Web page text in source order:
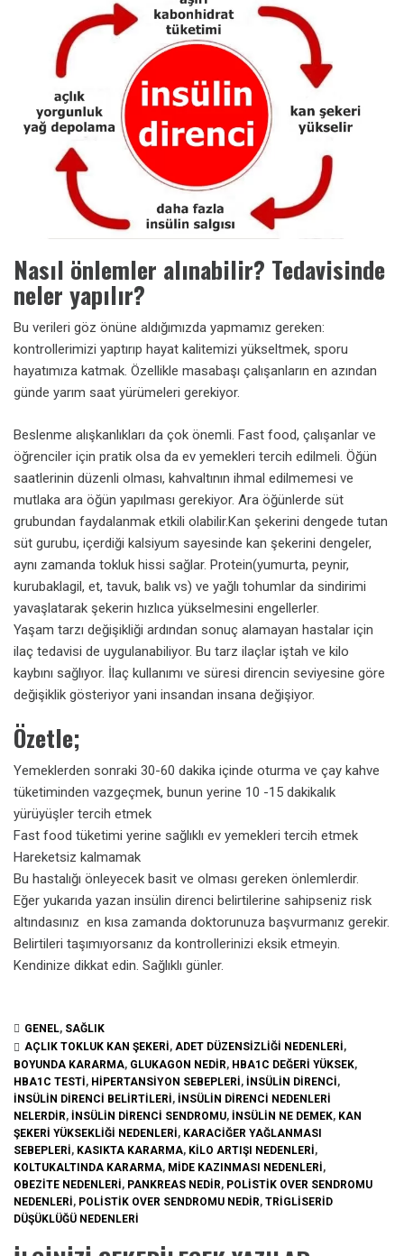
Nasıl önlemler alınabilir? Tedavisinde
neler yapılır?
Bu verileri göz önüne aldığımızda yapmamız gereken:
kontrollerimizi yaptırıp hayat kalitemizi yükseltmek, sporu
hayatımıza katmak. Özellikle masabaşı çalışanların en azından
günde yarım saat yürümeleri gerekiyor.
Beslenme alışkanlıkları da çok önemli. Fast food, çalışanlar ve
öğrenciler için pratik olsa da ev yemekleri tercih edilmeli. Öğün
saatlerinin düzenli olması, kahvaltının ihmal edilmemesi ve
mutlaka ara öğün yapılması gerekiyor. Ara öğünlerde süt
grubundan faydalanmak etkili olabilir.Kan şekerini dengede tutan
süt gurubu, içerdiği kalsiyum sayesinde kan şekerini dengeler,
aynı zamanda tokluk hissi sağlar. Protein(yumurta, peynir,
kurubaklagil, et, tavuk, balık vs) ve yağlı tohumlar da sindirimi
yavaşlatarak şekerin hızlıca yükselmesini engellerler.
Yaşam tarzı değişikliği ardından sonuç alamayan hastalar için
ilaç tedavisi de uygulanabiliyor. Bu tarz ilaçlar iştah ve kilo
kaybını sağlıyor. İlaç kullanımı ve süresi direncin seviyesine göre
değişiklik gösteriyor yani insandan insana değişiyor.
Özetle;
Yemeklerden sonraki 30-60 dakika içinde oturma ve çay kahve
tüketiminden vazgeçmek, bunun yerine 10 -15 dakikalık
yürüyüşler tercih etmek
Fast food tüketimi yerine sağlıklı ev yemekleri tercih etmek
Hareketsiz kalmamak
Bu hastalığı önleyecek basit ve olması gereken önlemlerdir.
Eğer yukarıda yazan insülin direnci belirtilerine sahipseniz risk
altındasınız en kısa zamanda doktorunuza başvurmanız gerekir.
Belirtileri taşımıyorsanız da kontrollerinizi eksik etmeyin.
Kendinize dikkat edin. Sağlıklı günler.
GENEL, SAĞLIK
AÇLIK TOKLUK KAN ŞEKERI, ADET DÜZENSIZLIĞI NEDENLERI,
BOYUNDA KARARMA, GLUKAGON NEDIR, HBA1C DEĞERI YÜKSEK,
HBA1C TESTI, HIPERTANSIYON SEBEPLERI, INSÜLIN DIRENCI,
INSÜLIN DIRENCI BELIRTILERI, INSÜLIN DIRENCI NEDENLERI
NELERDIR, INSÜLIN DIRENCI SENDROMU, INSÜLIN NE DEMEK, KAN
ŞEKERI YÜKSEKLIĞI NEDENLERI, KARACIĞER YAĞLANMASI
SEBEPLERI, KASIKTA KARARMA, KILO ARTIŞI NEDENLERI,
KOLTUKALTINDA KARARMA, MIDE KAZINMASI NEDENLERI,
OBEZITE NEDENLERI, PANKREAS NEDIR, POLISTIK OVER SENDROMU
NEDENLERI, POLISTIK OVER SENDROMU NEDIR, TRIGLISERID
DÜŞÜKLÜĞÜ NEDENLERI